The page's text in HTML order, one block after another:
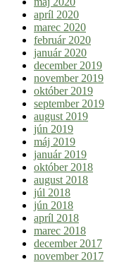
apríl 2020
marec 2020
február 2020
január 2020
december 2019
november 2019
október 2019
september 2019
august 2019
jún 2019
máj 2019
január 2019
október 2018
august 2018
júl 2018
jún 2018
apríl 2018
marec 2018
december 2017
november 2017